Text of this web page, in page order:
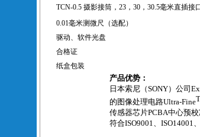
TCN-0.5摄影接筒，23 ，30 ，30.5毫米直插接
0.01毫米测微尺（选配）
驱动、软件光盘
合格证
纸盒包装
产品优势：
日本索尼（SONY）公司
的图像处理电路Ultra-Fine
传感器芯片PCBA中心预
符合ISO9001、ISO14001